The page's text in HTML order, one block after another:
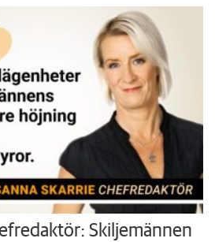
Skiljemännen